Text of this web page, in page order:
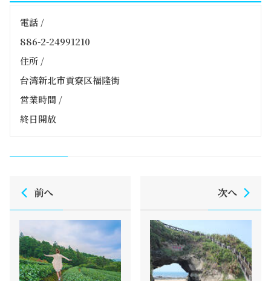
電話 /
886-2-24991210
住所 /
台湾新北市貢寮区福隆街
営業時間 /
終日開放
前へ 次へ